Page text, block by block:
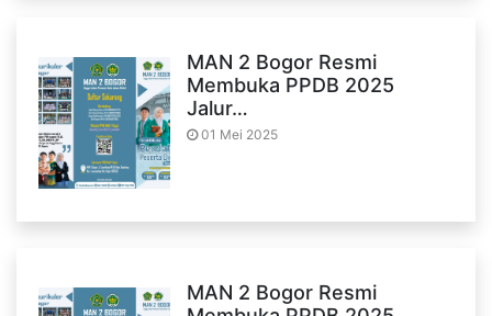
MAN 2 Bogor Resmi
Membuka PPDB 2025
Jalur…
01 Mei 2025
MAN 2 Bogor Resmi